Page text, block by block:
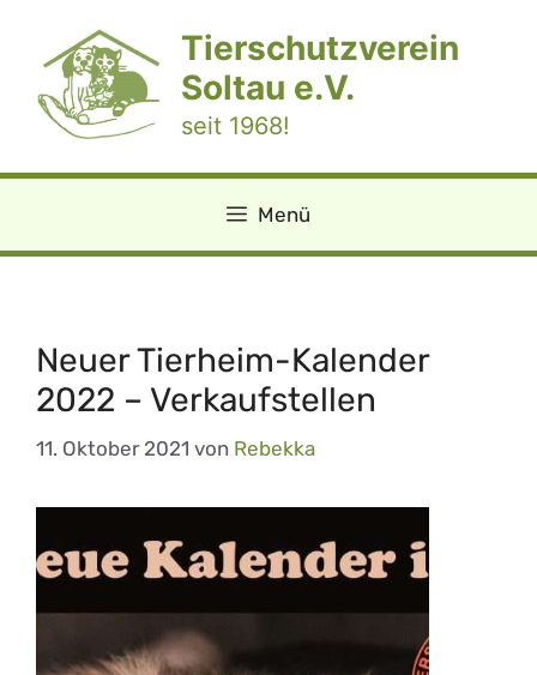
springen
Tierschutzverein
Soltau e.V.
seit 1968!
Menü
Neuer Tierheim-Kalender
2022 – Verkaufstellen
11. Oktober 2021 von Rebekka